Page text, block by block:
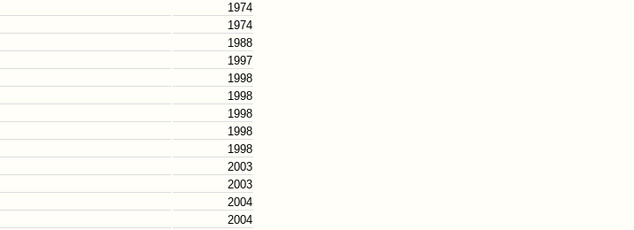
1974
1974
1988
1997
1998
1998
1998
1998
1998
2003
2003
2004
2004